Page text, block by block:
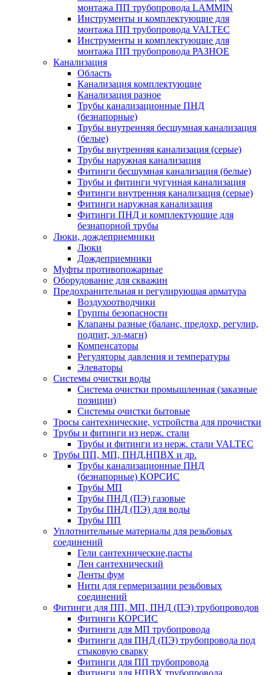
монтажа ПП трубопровода LAMMIN
Инструменты и комплектующие для
монтажа ПП трубопровода VALTEC
Инструменты и комплектующие для
монтажа ПП трубопровода РАЗНОЕ
Канализация
Область
Канализация комплектующие
Канализация разное
Трубы канализационные ПНД
(безнапорные)
Трубы внутренняя бесшумная канализация
(белые)
Трубы внутренняя канализация (серые)
Трубы наружная канализация
Фитинги бесшумная канализация (белые)
Трубы и фитинги чугунная канализация
Фитинги внутренняя канализация (серые)
Фитинги наружная канализация
Фитинги ПНД и комплектующие для
безнапорной трубы
Люки, дождеприемники
Люки
Дождеприемники
Муфты противопожарные
Оборудование для скважин
Предохранительная и регулирующая арматура
Воздухоотводчики
Группы безопасности
Клапаны разные (баланс, предохр, регулир,
подпит, эл-магн)
Компенсаторы
Регуляторы давления и температуры
Элеваторы
Системы очистки воды
Система очистки промышленная (заказные
позиции)
Системы очистки бытовые
Тросы сантехнические, устройства для прочистки
Трубы и фитинги из нерж. стали
Трубы и фитинги из нерж. стали VALTEC
Трубы ПП, МП, ПНД,НПВХ и др.
Трубы канализационные ПНД
(безнапорные) КОРСИС
Трубы МП
Трубы ПНД (ПЭ) газовые
Трубы ПНД (ПЭ) для воды
Трубы ПП
Уплотнительные материалы для резьбовых
соединений
Гели сантехнические,пасты
Лен сантехнический
Ленты фум
Нити для гермеризации резьбовых
соединений
Фитинги для ПП, МП, ПНД (ПЭ) трубопроводов
Фитинги КОРСИС
Фитинги для МП трубопровода
Фитинги для ПНД (ПЭ) трубопровода под
стыковую сварку
Фитинги для ПП трубопровода
Фитинги для НПВХ трубопровода